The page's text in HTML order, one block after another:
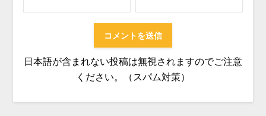
日本語が含まれない投稿は無視されますのでご注意
ください。（スパム対策）